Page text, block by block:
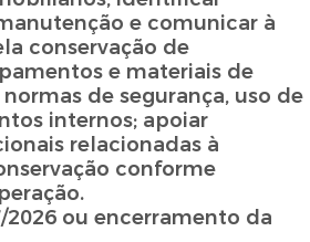
e comunicar à
conservação de
e materiais de
de segurança, uso de
internos; apoiar
relacionadas à
conforme
ou encerramento da